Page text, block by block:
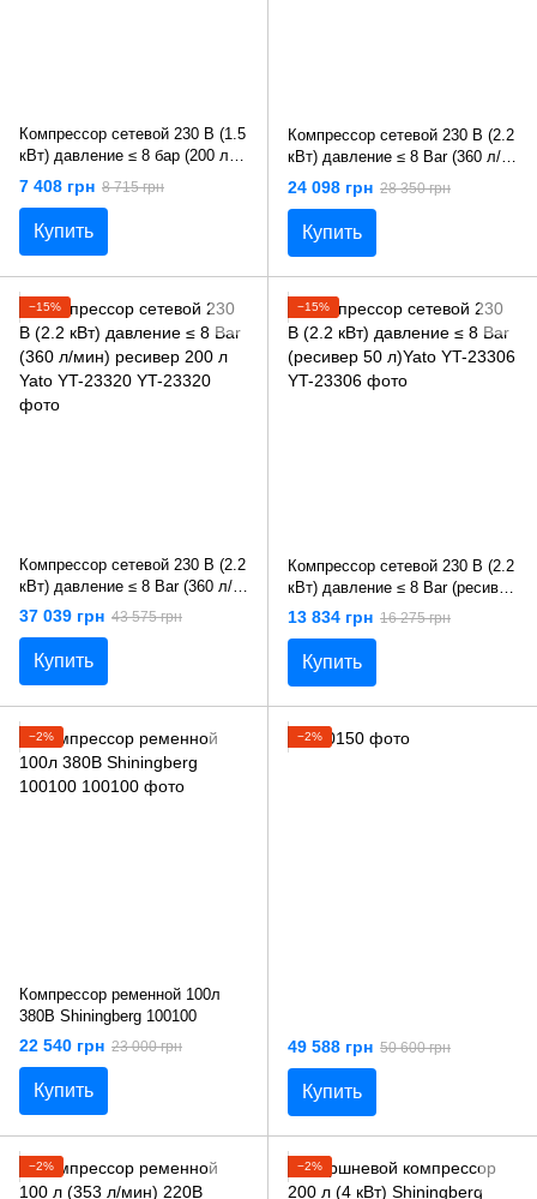
Компрессор сетевой 230 В (1.5
кВт) давление ≤ 8 бар (200 л/
мин) ресивер 24 л Yato YT-
7 408 грн 8 715 грн
Купить
Компрессор сетевой 230 В (2.2
кВт) давление ≤ 8 Bar (360 л/
мин) ресивер 100 л Yato YT-
24 098 грн 28 350 грн
Купить
−15%
Компрессор сетевой 230 В (2.2
кВт) давление ≤ 8 Bar (360 л/
мин) ресивер 200 л Yato YT-
37 039 грн 43 575 грн
Купить
−15%
Компрессор сетевой 230 В (2.2
кВт) давление ≤ 8 Bar (ресивер
50 л)Yato YT-23306
13 834 грн 16 275 грн
Купить
−2%
Компрессор ременной 100л
380В Shiningberg 100100
22 540 грн 23 000 грн
Купить
−2%
49 588 грн 50 600 грн
Купить
−2% −2%